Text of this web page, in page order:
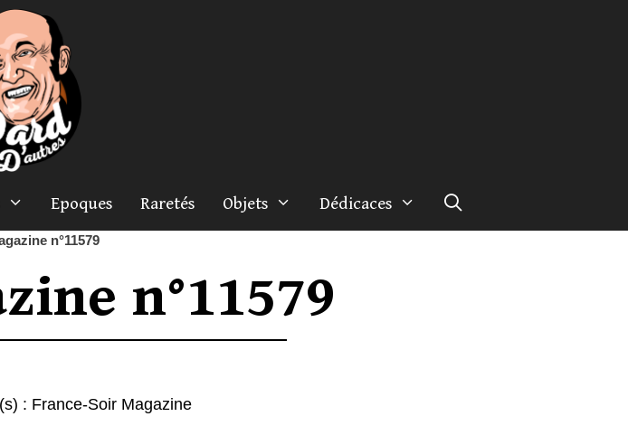
Epoques Raretés Objets Dédicaces
n°11579
n°11579
: France-Soir Magazine